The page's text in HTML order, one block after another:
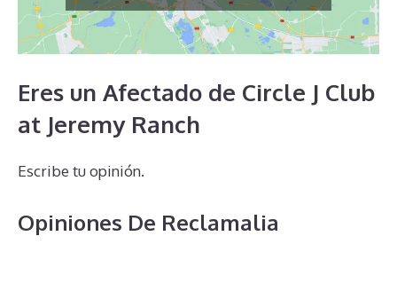
Eres un Afectado de Circle J Club
at Jeremy Ranch
Escribe tu opinión.
Opiniones De Reclamalia